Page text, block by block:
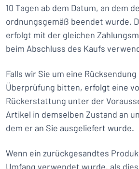
10 Tagen ab dem Datum, an dem
ordnungsgemäß beendet wurde.
erfolgt mit der gleichen
beim Abschluss des Kaufs
Falls wir Sie um eine
Überprüfung bitten, erfolgt eine
Rückerstattung unter der
Artikel in demselben Zustand an
dem er an Sie ausgeliefert wurde.
Wenn ein zurückgesandtes
Umfang verwendet wurde, als